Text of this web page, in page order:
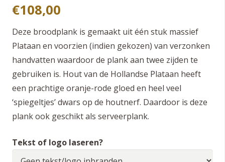
€108,00
Deze broodplank is gemaakt uit één stuk massief
Plataan en voorzien (indien gekozen) van verzonken
handvatten waardoor de plank aan twee zijden te
gebruiken is. Hout van de Hollandse Plataan heeft
een prachtige oranje-rode gloed en heel veel
‘spiegeltjes’ dwars op de houtnerf. Daardoor is deze
plank ook geschikt als serveerplank.
Tekst of logo laseren?